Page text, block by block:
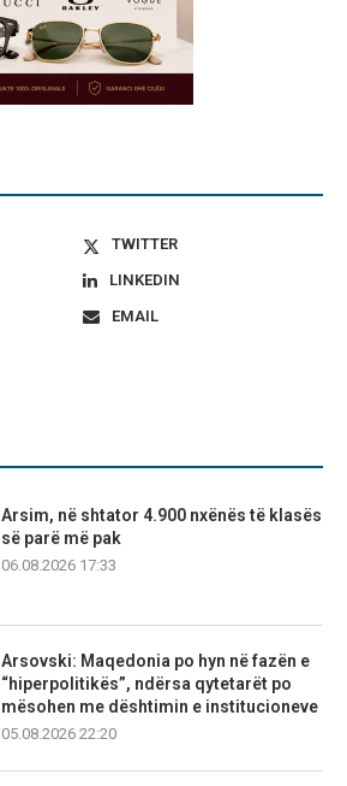
TWITTER
LINKEDIN
EMAIL
Arsim, në shtator 4.900 nxënës të klasës
së parë më pak
06.08.2026 17:33
Arsovski: Maqedonia po hyn në fazën e
“hiperpolitikës”, ndërsa qytetarët po
mësohen me dështimin e institucioneve
05.08.2026 22:20